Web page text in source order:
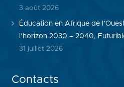
3 août 2026
Éducation en Afrique de
l’horizon 2030 – 2040,
31 juillet 2026
Contacts